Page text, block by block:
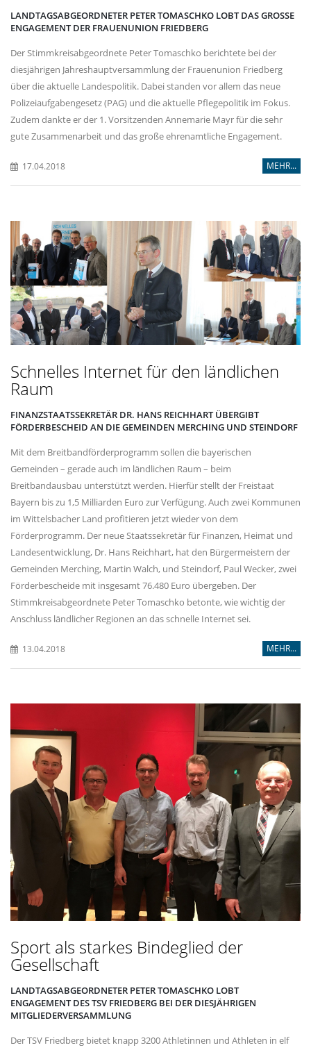
LANDTAGSABGEORDNETER PETER TOMASCHKO LOBT DAS GROSSE E
NGAGEMENT DER FRAUENUNION FRIEDBERG
Der Stimmkreisabgeordnete Peter Tomaschko berichtete bei der
diesjährigen Jahreshauptversammlung der Frauenunion Friedberg
über die aktuelle Landespolitik. Dabei standen vor allem das neue
Polizeiaufgabengesetz (PAG) und die aktuelle Pflegepolitik im Fokus.
Zudem dankte er der 1. Vorsitzenden Annemarie Mayr für die sehr
gute Zusammenarbeit und das große ehrenamtliche Engagement.
17.04.2018 MEHR...
Schnelles Internet für den ländlichen
Raum
FINANZSTAATSSEKRETÄR DR. HANS REICHHART ÜBERGIBT
FÖRDERBESCHEID AN DIE GEMEINDEN MERCHING UND STEINDORF
Mit dem Breitbandförderprogramm sollen die bayerischen
Gemeinden – gerade auch im ländlichen Raum – beim
Breitbandausbau unterstützt werden. Hierfür stellt der Freistaat
Bayern bis zu 1,5 Milliarden Euro zur Verfügung. Auch zwei Kommunen
im Wittelsbacher Land profitieren jetzt wieder von dem
Förderprogramm. Der neue Staatssekretär für Finanzen, Heimat und
Landesentwicklung, Dr. Hans Reichhart, hat den Bürgermeistern der
Gemeinden Merching, Martin Walch, und Steindorf, Paul Wecker, zwei
Förderbescheide mit insgesamt 76.480 Euro übergeben. Der
Stimmkreisabgeordnete Peter Tomaschko betonte, wie wichtig der
Anschluss ländlicher Regionen an das schnelle Internet sei.
13.04.2018 MEHR...
Sport als starkes Bindeglied der
Gesellschaft
LANDTAGSABGEORDNETER PETER TOMASCHKO LOBT
ENGAGEMENT DES TSV FRIEDBERG BEI DER DIESJÄHRIGEN
MITGLIEDERVERSAMMLUNG
Der TSV Friedberg bietet knapp 3200 Athletinnen und Athleten in elf